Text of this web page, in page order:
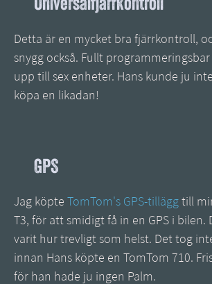
Detta är en mycket bra fjärrkontroll,
snygg också. Fullt
upp till sex enheter. Hans kunde ju
köpa en likadan!
GPS
Jag köpte TomTom's GPS-tillägg till
T3, för att smidigt få in en GPS i bilen.
varit hur trevligt som helst. Det tog
innan Hans köpte en TomTom 710.
för han hade ju ingen Palm.